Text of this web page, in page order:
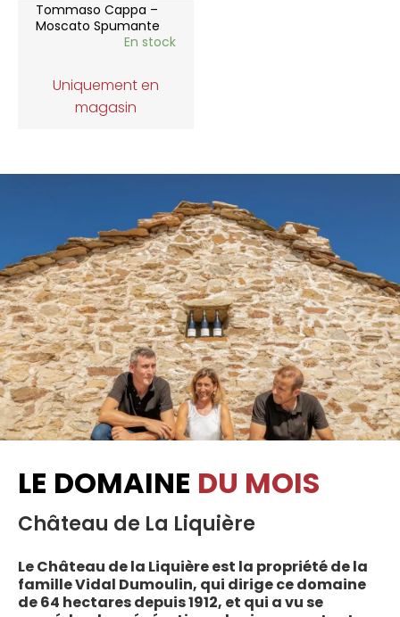
Tommaso Cappa –
Moscato Spumante
En stock
Uniquement en
magasin
LE DOMAINE DU MOIS
Château de La Liquière
Le Château de la Liquière est la propriété de la
famille Vidal Dumoulin, qui dirige ce domaine
de 64 hectares depuis 1912, et qui a vu se